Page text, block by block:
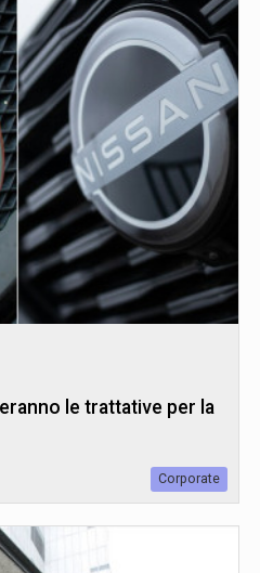
le trattative per la
Corporate